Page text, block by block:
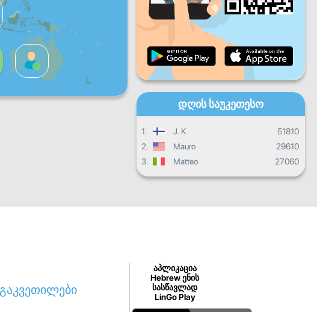
ყოველთვიური პროგრესი
Სერტიფიკატი
Საერთო პროგრესი
დღის საუკეთესო
1. J. K
51810
2.
Mauro
29610
3.
Matteo 27060
აპლიკაცია
Hebrew ენის
სასწავლად
LinGo Play